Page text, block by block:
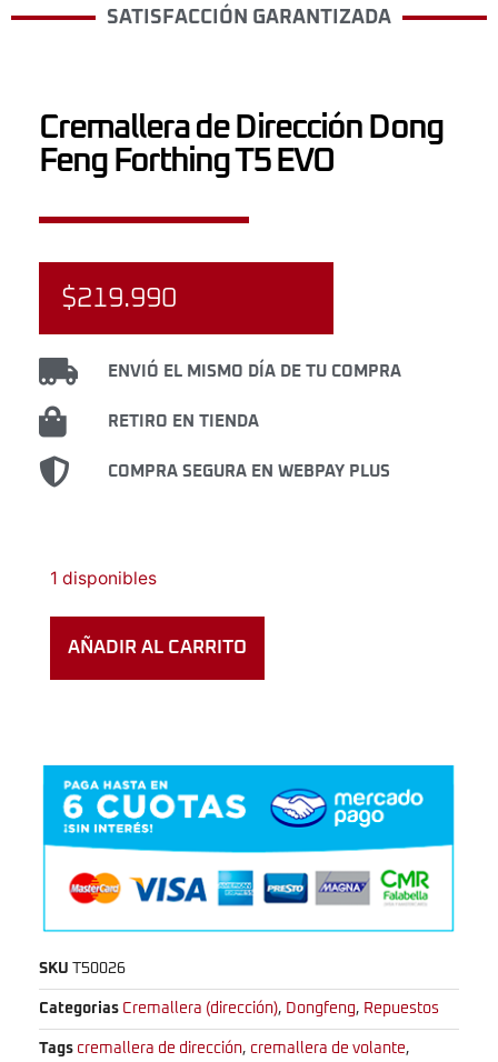
SATISFACCIÓN GARANTIZADA
Cremallera de Dirección Dong
Feng Forthing T5 EVO
$219.990
ENVIÓ EL MISMO DÍA DE TU COMPRA
RETIRO EN TIENDA
COMPRA SEGURA EN WEBPAY PLUS
1 disponibles
AÑADIR AL CARRITO
SKU T50026
Categorias Cremallera (dirección), Dongfeng, Repuestos
Tags cremallera de dirección, cremallera de volante,